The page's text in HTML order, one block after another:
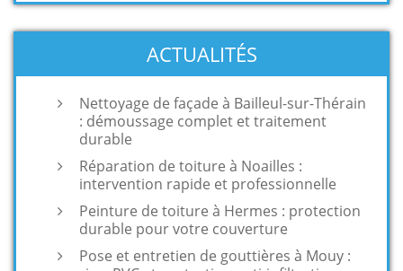
ACTUALITÉS
Nettoyage de façade à Bailleul-sur-Thérain
: démoussage complet et traitement
durable
Réparation de toiture à Noailles :
intervention rapide et professionnelle
Peinture de toiture à Hermes : protection
durable pour votre couverture
Pose et entretien de gouttières à Mouy :